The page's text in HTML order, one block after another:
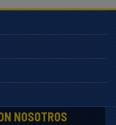
NOSOTROS